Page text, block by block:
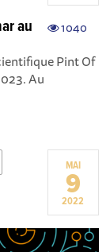
1040
au
Pint Of
Au
MAI
9
2022